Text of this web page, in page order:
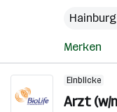
Merken
Einblicke
Arzt (w/